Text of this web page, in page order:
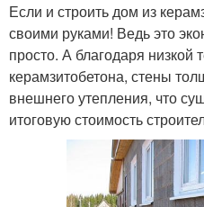
Если и строить дом из
своими руками! Ведь это
просто. А благодаря низкой
керамзитобетона, стены
внешнего утепления, что
итоговую стоимость